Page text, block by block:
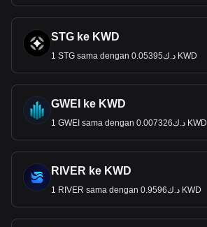
STG ke KWD
1 STG sama dengan د.ك0.05395 KWD
GWEI ke KWD
1 GWEI sama dengan د.ك0.007326 KWD
RIVER ke KWD
1 RIVER sama dengan د.ك0.9596 KWD